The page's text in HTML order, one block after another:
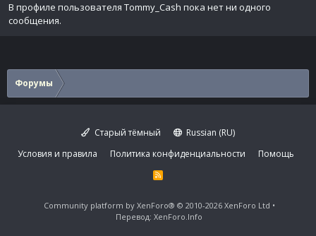
В профиле пользователя Tommy_Cash пока нет ни одного
сообщения.
Форумы
Старый тёмный
Russian (RU)
Условия и правила
Политика конфиденциальности Помощь
R
Community platform by XenForo® © 2010-2026 XenForo Ltd
Перевод: XenForo.Info